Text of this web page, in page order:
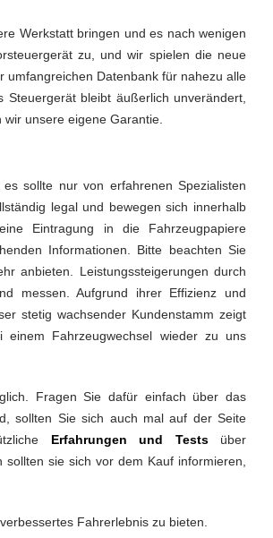
Werkstatt bringen und es nach wenigen
zu, und wir spielen die neue
umfangreichen Datenbank für nahezu alle
bleibt äußerlich unverändert,
unsere eigene Garantie.
sollte nur von erfahrenen Spezialisten
legal und bewegen sich innerhalb
Eintragung in die Fahrzeugpapiere
Informationen. Bitte beachten Sie
anbieten. Leistungssteigerungen durch
messen. Aufgrund ihrer Effizienz und
stetig wachsender Kundenstamm zeigt
Fahrzeugwechsel wieder zu uns
Fragen Sie dafür einfach über das
sollten Sie sich auch mal auf der Seite
Erfahrungen und Testsüber
sie sich vor dem Kauf informieren,
Fahrerlebnis zu bieten.